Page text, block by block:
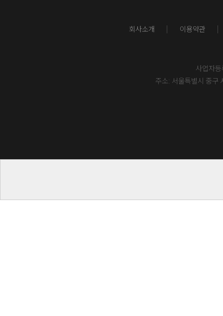
회사소개 이용약관
사업자
주소: 서울특별시 중구